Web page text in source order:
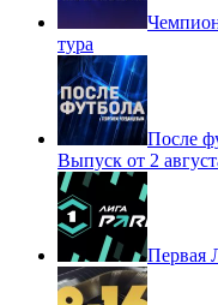
тура
После
Выпуск от 2
Первая